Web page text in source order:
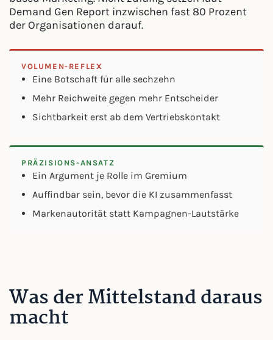
Demand Gen Report inzwischen fast 80 Prozent
der Organisationen darauf.
VOLUMEN-REFLEX
Eine Botschaft für alle sechzehn
Mehr Reichweite gegen mehr Entscheider
Sichtbarkeit erst ab dem Vertriebskontakt
PRÄZISIONS-ANSATZ
Ein Argument je Rolle im Gremium
Auffindbar sein, bevor die KI zusammenfasst
Markenautorität statt Kampagnen-Lautstärke
Was der Mittelstand daraus
macht